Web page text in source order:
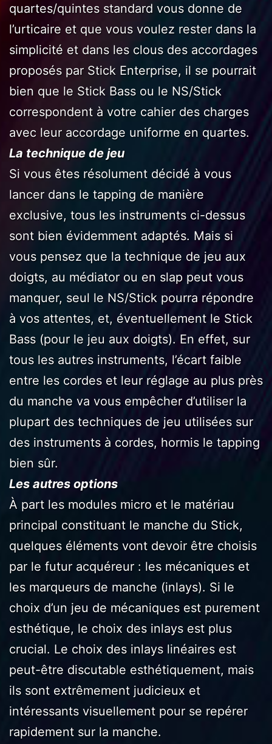
quartes/quintes standard vous donne de
l’urticaire et que vous voulez rester dans la
simplicité et dans les clous des accordages
proposés par Stick Enterprise, il se pourrait
bien que le Stick Bass ou le NS/Stick
correspondent à votre cahier des charges
avec leur accordage uniforme en quartes.
La technique de jeu
Si vous êtes résolument décidé à vous
lancer dans le tapping de manière
exclusive, tous les instruments ci-dessus
sont bien évidemment adaptés. Mais si
vous pensez que la technique de jeu aux
doigts, au médiator ou en slap peut vous
manquer, seul le NS/Stick pourra répondre
à vos attentes, et, éventuellement le Stick
Bass (pour le jeu aux doigts). En effet, sur
tous les autres instruments, l’écart faible
entre les cordes et leur réglage au plus près
du manche va vous empêcher d’utiliser la
plupart des techniques de jeu utilisées sur
des instruments à cordes, hormis le tapping
bien sûr.
Les autres options
À part les modules micro et le matériau
principal constituant le manche du Stick,
quelques éléments vont devoir être choisis
par le futur acquéreur : les mécaniques et
les marqueurs de manche (inlays). Si le
choix d’un jeu de mécaniques est purement
esthétique, le choix des inlays est plus
crucial. Le choix des inlays linéaires est
peut-être discutable esthétiquement, mais
ils sont extrêmement judicieux et
intéressants visuellement pour se repérer
rapidement sur la manche.